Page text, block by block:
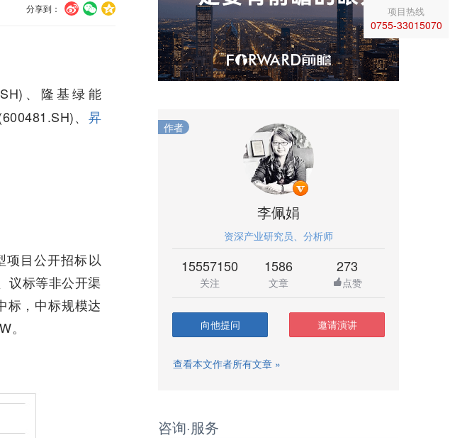
U V c
分享到：
、隆基绿能
、 昇
项目公开招标以
议标等非公开渠
标，中标规模达
。
作者
李佩娟
资深产业研究员、分析师
15557150
关注
1586
文章
273
点赞
向他提问 邀请演讲
查看本文作者所有文章 »
咨询·服务
项目热线
0755-33015070